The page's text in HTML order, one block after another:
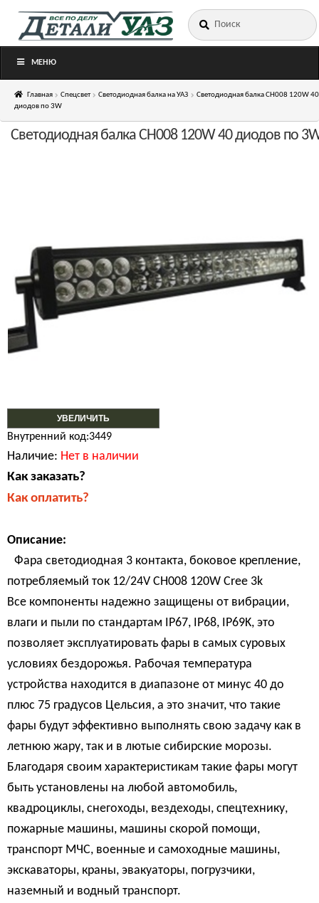
Перейти
Перейти
Искать:
МЕНЮ
Главная Спецсвет Светодиодная балка на УАЗ
Светодиодная балка CH008 120W 40
диодов по 3W
УВЕЛИЧИТЬ
Светодиодная балка CH008 120W 40 диодов по
Внутренний код:3449
Наличие: Нет в наличии
Как заказать?
Как оплатить?
Описание:
Фара светодиодная 3 контакта, боковое крепление,
потребляемый ток 12/24V CH008 120W Cree 3k
Все компоненты надежно защищены от вибрации,
влаги и пыли по стандартам IP67, IP68, IP69K, это
позволяет эксплуатировать фары в самых суровых
условиях бездорожья. Рабочая температура
устройства находится в диапазоне от минус 40 до
плюс 75 градусов Цельсия, а это значит, что такие
фары будут эффективно выполнять свою задачу как в
летнюю жару, так и в лютые сибирские морозы.
Благодаря своим характеристикам такие фары могут
быть установлены на любой автомобиль,
квадроциклы, снегоходы, вездеходы, спецтехнику,
пожарные машины, машины скорой помощи,
транспорт МЧС, военные и самоходные машины,
экскаваторы, краны, эвакуаторы, погрузчики,
наземный и водный транспорт.